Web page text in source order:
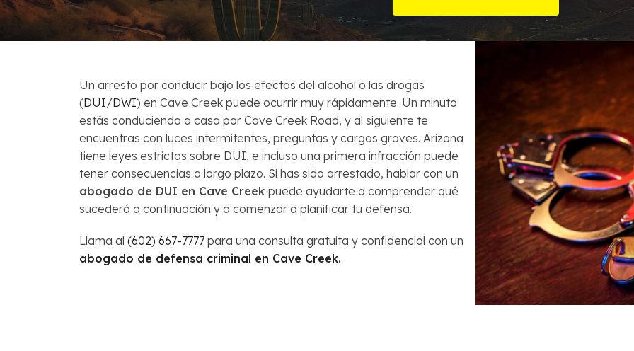
Preguntas Frecuentes¿Es la bancarrota es lo mejor para mi?
Modificación de Préstamo Hipotecario
Cómo Evitar el Embargo
Impuestos en casos de Bancarrota
Robo
Violencia Doméstica
Un arresto por conducir bajo los efectos del alcohol o las drogas
(DUI/DWI) en Cave Creek puede ocurrir muy rápidamente. Un minuto
estás conduciendo a casa por Cave Creek Road, y al siguiente te
encuentras con luces intermitentes, preguntas y cargos graves. Arizona
tiene leyes estrictas sobre DUI, e incluso una primera infracción puede
tener consecuencias a largo plazo. Si has sido arrestado, hablar con un
abogado de DUI en Cave Creek puede ayudarte a comprender qué
sucederá a continuación y a comenzar a planificar tu defensa.
Llama al (602) 667-7777 para una consulta gratuita y confidencial con un
abogado de defensa criminal en Cave Creek.